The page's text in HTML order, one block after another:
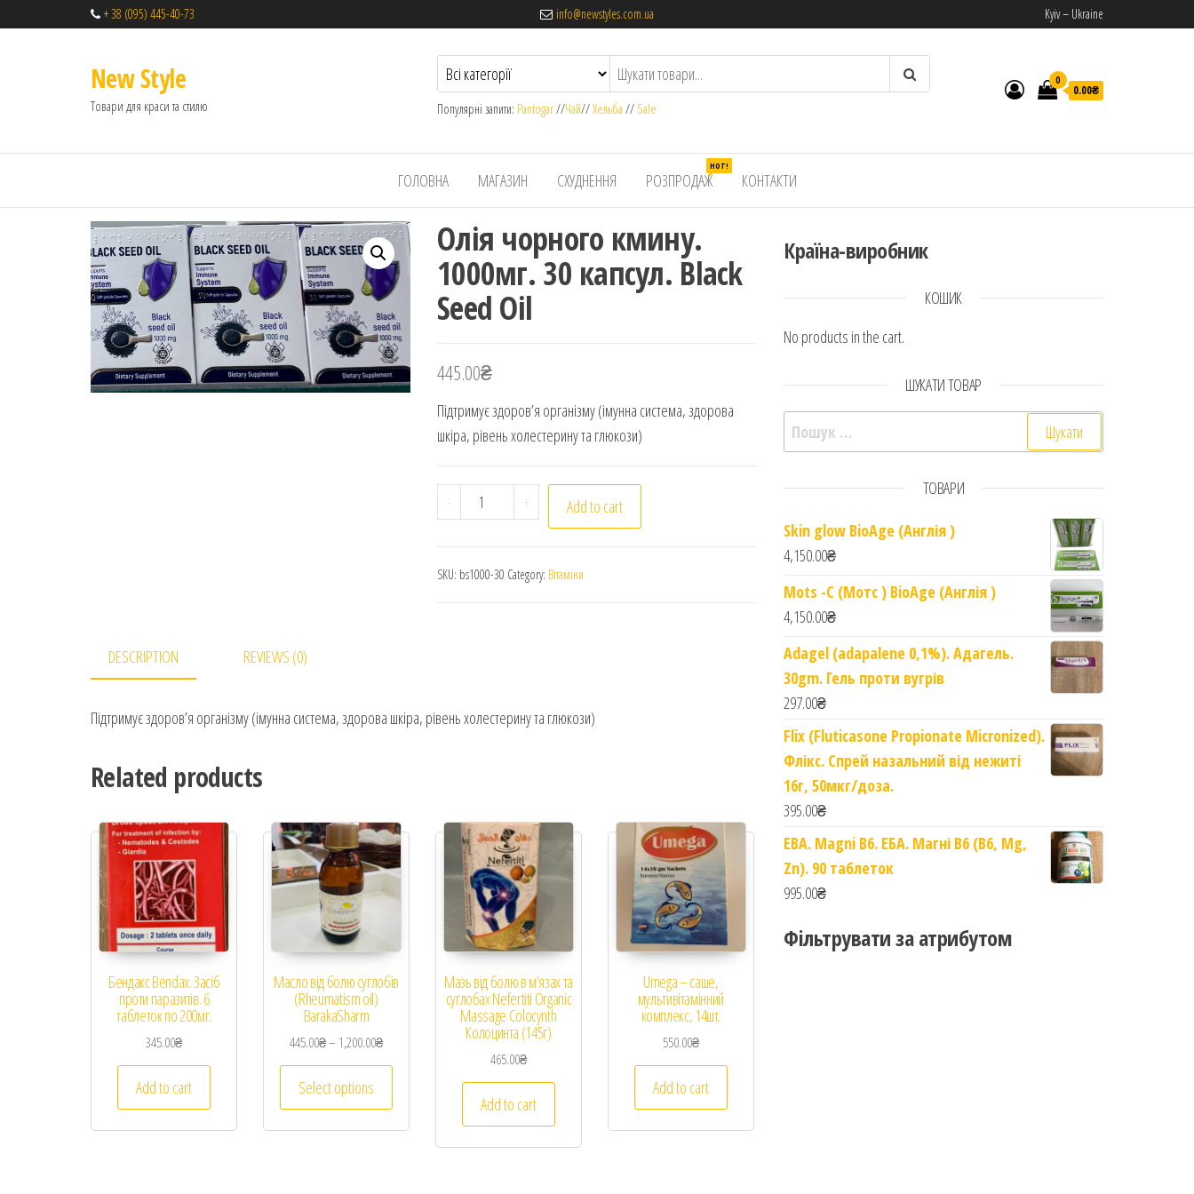
+ 38 (095) 445-40-73 info@newstyles.com.ua Kyiv – Ukraine
New Style
Товари для краси та стилю Популярні запити: Pantogar//Чай//Хельба // Sale
0
0.00₴
ГОЛОВНА МАГАЗИН СХУДНЕННЯ РОЗПРОДАЖ
HOT!
КОНТАКТИ
Олія чорного кмину.
1000мг. 30 капсул. Black
Seed Oil
445.00₴
Підтримує здоров’я організму (імунна система, здорова
шкіра, рівень холестерину та глюкози)
- Олія чорного кмину. 1000мг. 30 капсул. Black Seed Oil quantity
+ Add to cart
SKU: bs1000-30 Category: Вітаміни
DESCRIPTION REVIEWS (0)
Підтримує здоров’я організму (імунна система, здорова шкіра, рівень холестерину та глюкози)
Related products
Бендакс Bendax. Засіб
проти паразитів. 6
таблеток по 200мг.
345.00₴
Add to cart
Масло від болю суглобів
(Rheumatism oil)
BarakaSharm
445.00₴– 1,200.00₴
Select options
Мазь від болю в м’язах та
суглобах Nefertiti Organic
Massage Colocynth
Колоцинта (145г)
465.00₴
Add to cart
Umega – саше,
мультивітамінний
комплекс, 14шт.
550.00₴
Add to cart
Країна-виробник
КОШИК
No products in the cart.
ШУКАТИ ТОВАР
Пошук:
ТОВАРИ
Skin glow BioAge (Англія )
4,150.00₴
Mots -C (Мотс ) BioAge (Англія )
4,150.00₴
Adagel (adapalene 0,1%). Адагель.
30gm. Гель проти вугрів
297.00₴
Flix (Fluticasone Propionate Micronized).
Флікс. Спрей назальний від нежиті
16г, 50мкг/доза.
395.00₴
EBA. Magni B6. ЕБА. Магні B6 (B6, Mg,
Zn). 90 таблеток
995.00₴
Фільтрувати за атрибутом